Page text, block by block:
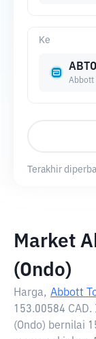
Ke
Abbott
Terakhir
Market
(Ondo)
Harga, Abbott
153.00584 CAD.
(Ondo) bernilai